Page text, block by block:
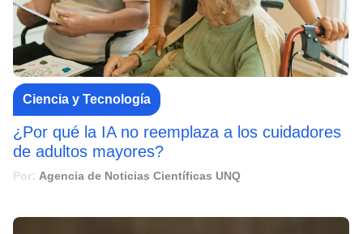
Ciencia y Tecnología
¿Por qué la IA no reemplaza a los cuidadores
de adultos mayores?
Por: Agencia de Noticias Científicas UNQ